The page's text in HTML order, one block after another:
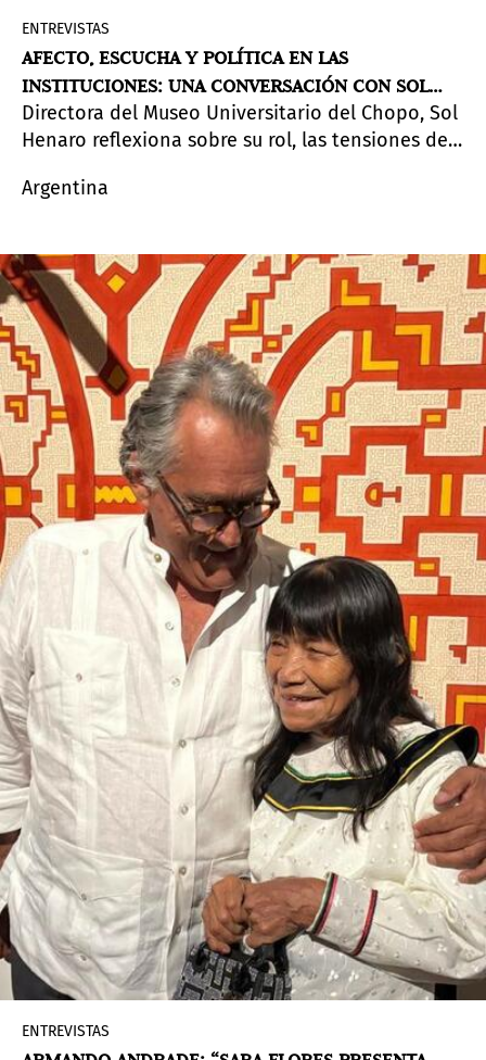
ENTREVISTAS
AFECTO, ESCUCHA Y POLÍTICA EN LAS
INSTITUCIONES: UNA CONVERSACIÓN CON SOL
HENARO
Directora del Museo Universitario del Chopo, Sol
Henaro reflexiona sobre su rol, las tensiones de
desde una perspectiva curatorial.
Argentina
ENTREVISTAS